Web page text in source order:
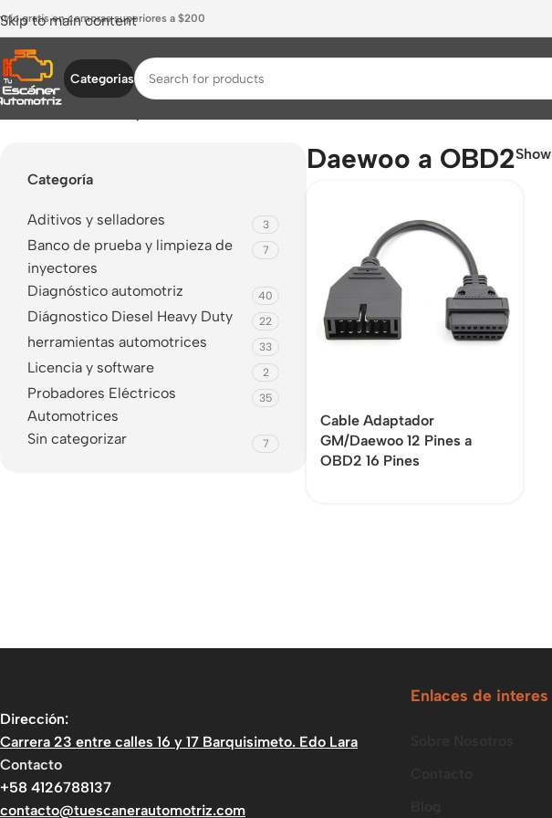
Skip to main content
gratis en compras superiores a $200
Categorias
Categoría
Aditivos y selladores 3
Banco de prueba y limpieza de
inyectores
7
Diagnóstico automotriz 40
Diágnostico Diesel Heavy Duty 22
herramientas automotrices 33
Licencia y software 2
Probadores Eléctricos
Automotrices
35
Sin categorizar 7
Daewoo a OBD2Show
Cable Adaptador
GM/Daewoo 12 Pines a
OBD2 16 Pines
Dirección:
Carrera 23 entre calles 16 y 17 Barquisimeto. Edo Lara
Contacto
+58 4126788137
contacto@tuescanerautomotriz.com
Enlaces de interes